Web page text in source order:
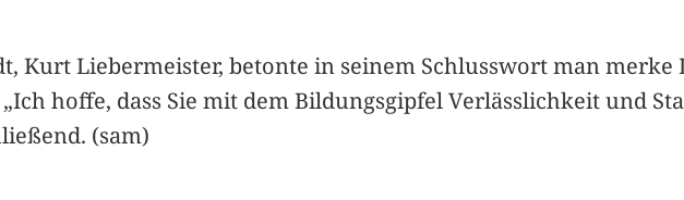
Kurt Liebermeister, betonte in seinem Schlusswort man merke
hoffe, dass Sie mit dem Bildungsgipfel Verlässlichkeit und
(sam)